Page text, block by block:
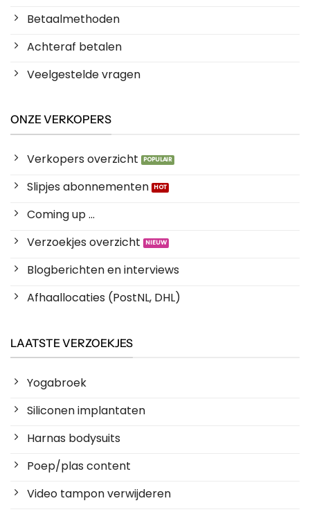
Betaalmethoden
Achteraf betalen
Veelgestelde vragen
ONZE VERKOPERS
Verkopers overzicht
Slipjes abonnementen
Coming up ...
Verzoekjes overzicht
Blogberichten en interviews
Afhaallocaties (PostNL, DHL)
LAATSTE VERZOEKJES
Yogabroek
Siliconen implantaten
Harnas bodysuits
Poep/plas content
Video tampon verwijderen